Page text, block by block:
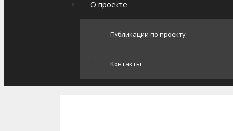
О проекте
Публикации по проекту
Контакты